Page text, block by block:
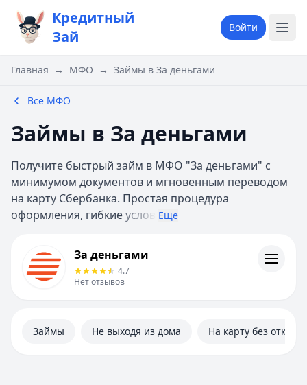
Кредитный
Зай
Войти
Главная → МФО → Займы в За деньгами
Все МФО
Займы в За деньгами
Получите быстрый займ в МФО "За деньгами" с
минимумом документов и мгновенным переводом
на карту Сбербанка. Простая процедура
оформления, гибкиеуслов Еще
ИнформацияЗа деньгами
4.7
Нет отзывов
Займы Не выходя из дома На карту без отказа